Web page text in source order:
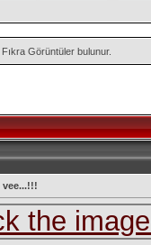
Görüntüler bulunur.
vee...!!!